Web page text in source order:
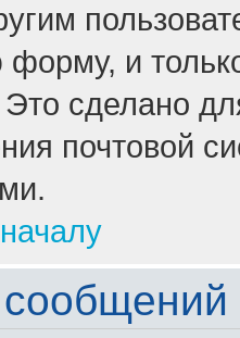
и
сделано
почтовой